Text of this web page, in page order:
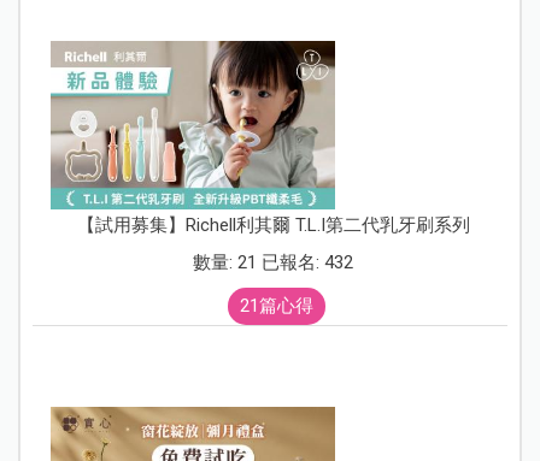
【試用募集】Richell利其爾 T.L.I第二代乳牙刷系列
數量: 21 已報名: 432
21篇心得